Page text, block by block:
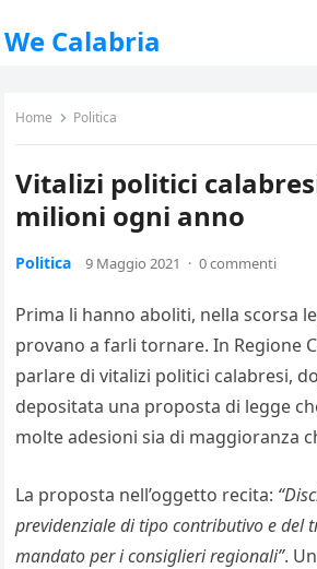
We Calabria
Home Politica
Vitalizi politici
milioni ogni anno
Politica 9 Maggio 2021 · 0 commenti
Prima li hanno aboliti, nella scorsa
provano a farli tornare. In Regione
parlare di vitalizi politici calabresi,
depositata una proposta di legge
molte adesioni sia di maggioranza
La proposta nell’oggetto recita:
previdenziale di tipo contributivo e del
mandato per i consiglieri regionali”.